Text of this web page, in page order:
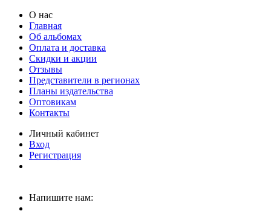
О нас
Главная
Об альбомах
Оплата и доставка
Скидки и акции
Отзывы
Представители в регионах
Планы издательства
Оптовикам
Контакты
Личный кабинет
Вход
Регистрация
Напишите нам: